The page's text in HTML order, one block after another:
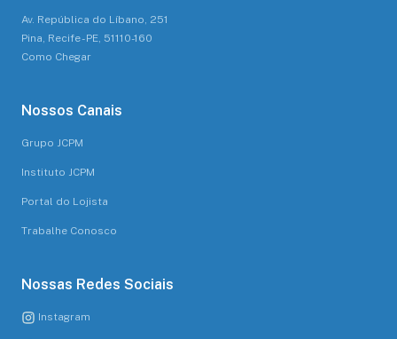
Av. República do Líbano, 251
Pina, Recife - PE, 51110-160
Como Chegar
Nossos Canais
Grupo JCPM
Instituto JCPM
Portal do Lojista
Trabalhe Conosco
Nossas Redes Sociais
Instagram